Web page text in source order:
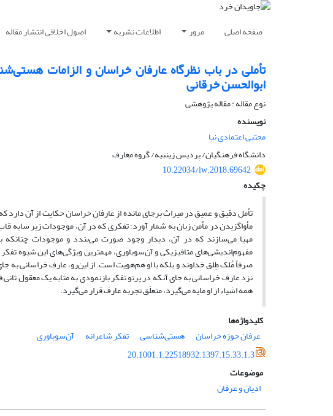
صفحه اصلی مرور اطلاعات نشریه اصول اخلاقی انتشار مقاله
تأملی در باب نظرگاه عارفان خراسان و الزامات
ابوالحسن خرقانی
نوع مقاله : مقاله پژوهشی
نویسنده
مجتبی اعتمادی نیا
دانشگاه فرهنگیان/ پردیس زینبیه/ گروه معارف
10.22034/iw.2018.69642
چکیده
تأمل دقیق‌ و عمیق‌ در میراث برجای مانده از عارفان خراسان حکایت‌ از آن دارد
مأواگزیدن در مأمن زبان به شمار آورد؛ تفکری که در آن، موجودات زیر
مهیا می‌سازند که در آن، دیدار وجود صورت می‌بندد و موجودات چنانکه
مفهوم‌اندیشی‌های متافیزیکی و آن‌سوباوری، مهمترین ویژگی‌های این شیوه
صرفاً مُلک طِلق خداوند و بلکه با او هم‌هویت است. از این‌رو، عارف خراسانی
نزد عارف خراسانی به جای آنکه در پرتو تفکر بازنمودی به مثابه یک معقول
همه اشیاء از او مایه می‌گیرد، متعلَق تجربه عارف قرار می‌گیرد.
کلیدواژه‌ها
عرفان حوزه خراسان
هستی‌شناسی تفکر شاعرانه
آن‌سوباوری
20.1001.1.22518932.1397.15.33.1.3
موضوعات
ادیان و عرفان